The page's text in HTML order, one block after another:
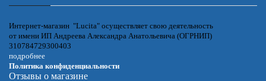
Интернет-магазин "Lucita" осуществляет свою деятельность
от имени ИП Андреева Александра Анатольевича (ОГРНИП)
310784729300403
подробнее
Политика конфиденциальности
Отзывы о магазине